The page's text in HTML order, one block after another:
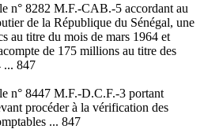
n° 8282 M.F.-CAB.-5 accordant au
de la République du Sénégal, une
au titre du mois de mars 1964 et
de 175 millions au titre des
... 847
n° 8447 M.F.-D.C.F.-3 portant
procéder à la vérification des
... 847